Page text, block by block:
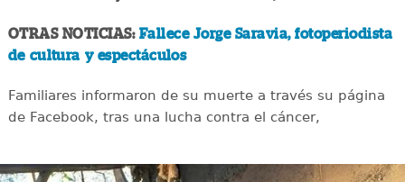
OTRAS NOTICIAS: Fallece Jorge Saravia, fotoperiodista
de cultura y espectáculos
Familiares informaron de su muerte a través su página
de Facebook, tras una lucha contra el cáncer,